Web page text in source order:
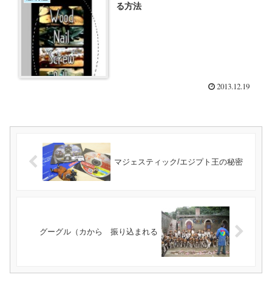
る方法
2013.12.19
マジェスティック/エジプト王の秘密
グーグル（カから 振り込まれる